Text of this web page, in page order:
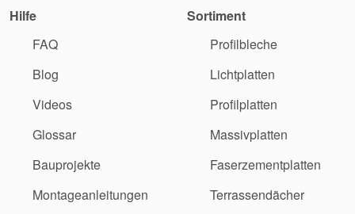
Hilfe
FAQ
Blog
Videos
Glossar
Bauprojekte
Montageanleitungen
Sortiment
Profilbleche
Lichtplatten
Profilplatten
Massivplatten
Faserzementplatten
Terrassendächer